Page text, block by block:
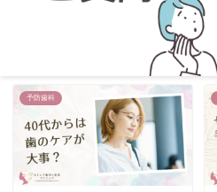
予防歯科